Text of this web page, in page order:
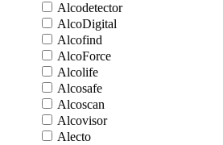
Alcodetector
AlcoDigital
Alcofind
AlcoForce
Alcolife
Alcosafe
Alcoscan
Alcovisor
Alecto